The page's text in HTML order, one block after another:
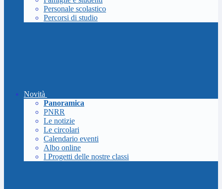
Personale scolastico
Percorsi di studio
Novità
Panoramica
PNRR
Le notizie
Le circolari
Calendario eventi
Albo online
I Progetti delle nostre classi